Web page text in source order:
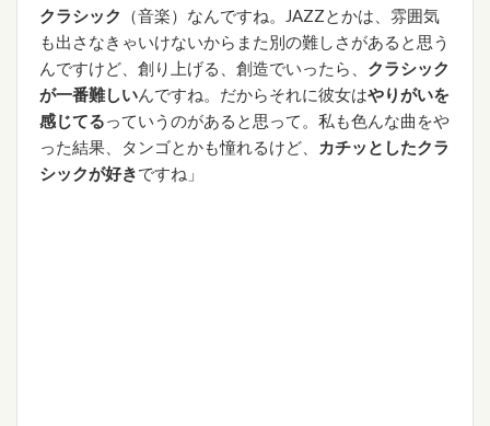
クラシック
（音楽）なんですね。JAZZとかは、雰囲気
も出さなきゃいけないからまた別の難しさがあると思う
んですけど、創り上げる、創造でいったら、 クラシック
が一番難しいんですね。だからそれに彼女はやりがいを
感じてるっていうのがあると思って。私も色んな曲をや
った結果、タンゴとかも憧れるけど、
カチッとしたクラ
シックが好きですね」